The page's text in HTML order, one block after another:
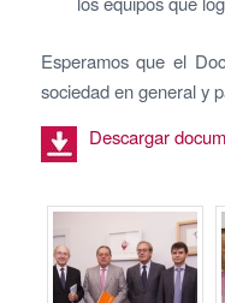
Esperamos que el
sociedad en general y
Descargar